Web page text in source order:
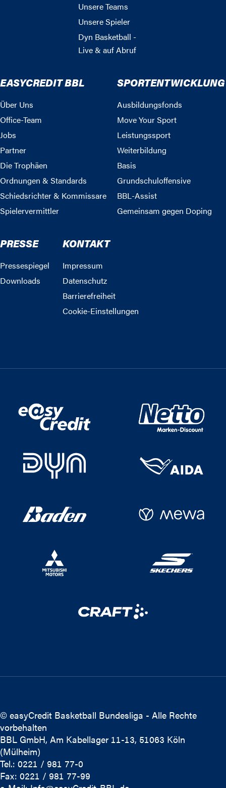
Unsere Teams
Unsere Spieler
Dyn Basketball -
Live & auf Abruf
EASYCREDIT BBL
Über Uns
Office-Team
Jobs
Partner
Die Trophäen
Ordnungen & Standards
Schiedsrichter & Kommissare
Spielervermittler
SPORTENTWICKLUNG
Ausbildungsfonds
Move Your Sport
Leistungssport
Weiterbildung
Basis
Grundschuloffensive
BBL-Assist
Gemeinsam gegen Doping
PRESSE
Pressespiegel
Downloads
KONTAKT
Impressum
Datenschutz
Barrierefreiheit
Cookie-Einstellungen
© easyCredit Basketball Bundesliga - Alle Rechte
vorbehalten
BBL GmbH, Am Kabellager 11-13, 51063 Köln
(Mülheim)
Tel.: 0221 / 981 77-0
Fax: 0221 / 981 77-99